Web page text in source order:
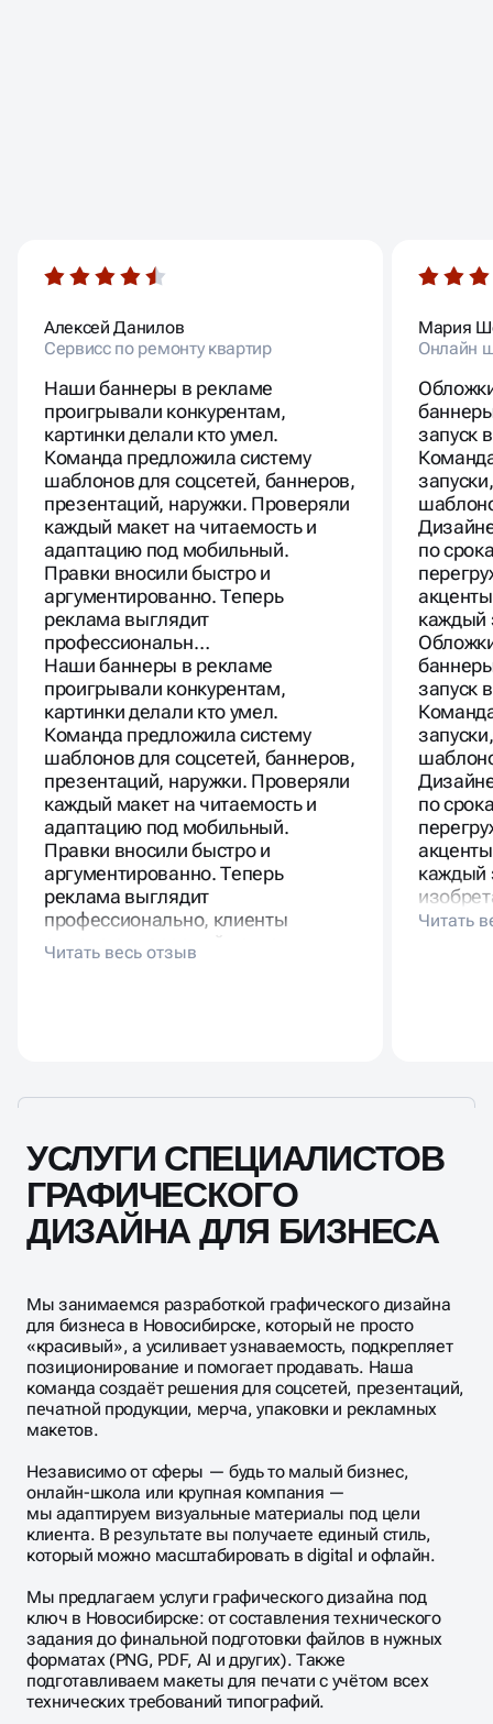
Алексей Данилов
Сервисс по ремонту квартир
Наши баннеры в рекламе
проигрывали конкурентам,
картинки делали кто умел.
Команда предложила систему
шаблонов для соцсетей, баннеров,
презентаций, наружки. Проверяли
каждый макет на читаемость и
адаптацию под мобильный.
Правки вносили быстро и
аргументированно. Теперь
реклама выглядит
профессиональн…
Наши баннеры в рекламе
проигрывали конкурентам,
картинки делали кто умел.
Команда предложила систему
шаблонов для соцсетей, баннеров,
презентаций, наружки. Проверяли
каждый макет на читаемость и
адаптацию под мобильный.
Правки вносили быстро и
аргументированно. Теперь
реклама выглядит
профессионально, клиенты
отмечают взрослый подход.
Мария
Онлайн
запуск
по
каждый
запуск
по
каждый
УСЛУГИ СПЕЦИАЛИСТОВ
ГРАФИЧЕСКОГО
ДИЗАЙНА ДЛЯ БИЗНЕСА
Мы занимаемся разработкой графического дизайна
для бизнеса в Новосибирске, который не просто
«красивый», а усиливает узнаваемость, подкрепляет
позиционирование и помогает продавать. Наша
команда создаёт решения для соцсетей, презентаций,
печатной продукции, мерча, упаковки и рекламных
макетов.
Независимо от сферы — будь то малый бизнес,
онлайн-школа или крупная компания —
мы адаптируем визуальные материалы под цели
клиента. В результате вы получаете единый стиль,
который можно масштабировать в digital и офлайн.
Мы предлагаем услуги графического дизайна под
ключ в Новосибирске: от составления технического
задания до финальной подготовки файлов в нужных
форматах (PNG, PDF, AI и других). Также
подготавливаем макеты для печати с учётом всех
технических требований типографий.